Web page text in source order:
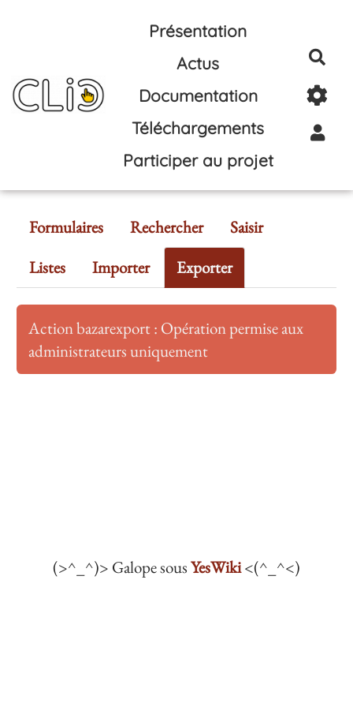
Aller au contenu principal
Présentation
Actus
Documentation
Téléchargements
Participer au projet
Formulaires Rechercher
Saisir
Listes
Importer Exporter
Action bazarexport : Opération permise aux
administrateurs uniquement
(>^_^)> Galope sousYesWiki<(^_^<)